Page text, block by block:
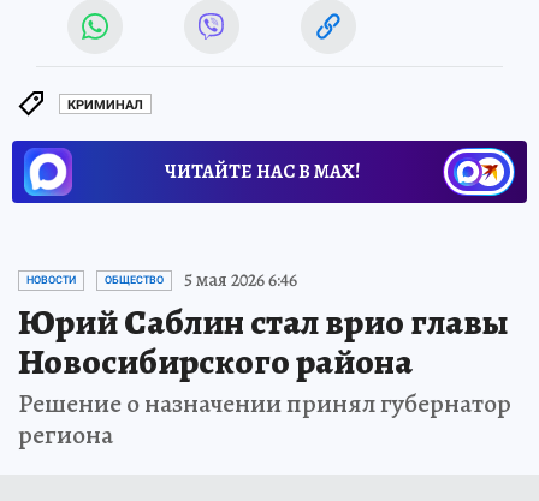
КРИМИНАЛ
ЧИТАЙТЕ НАС В МАХ!
НОВОСТИ ОБЩЕСТВО 5 мая 2026 6:46
Юрий Саблин стал врио главы
Новосибирского района
Решение о назначении принял губернатор
региона